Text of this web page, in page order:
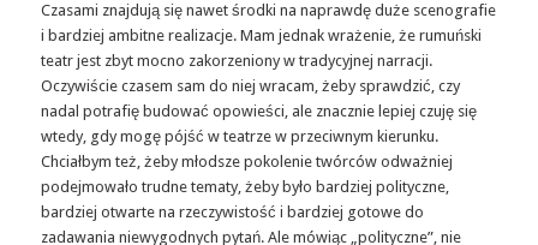
Czasami znajdują się nawet środki na naprawdę duże scenografie
i bardziej ambitne realizacje. Mam jednak wrażenie, że rumuński
teatr jest zbyt mocno zakorzeniony w tradycyjnej narracji.
Oczywiście czasem sam do niej wracam, żeby sprawdzić, czy
nadal potrafię budować opowieści, ale znacznie lepiej czuję się
wtedy, gdy mogę pójść w teatrze w przeciwnym kierunku.
Chciałbym też, żeby młodsze pokolenie twórców odważniej
podejmowało trudne tematy, żeby było bardziej polityczne,
bardziej otwarte na rzeczywistość i bardziej gotowe do
zadawania niewygodnych pytań. Ale mówiąc „polityczne”, nie